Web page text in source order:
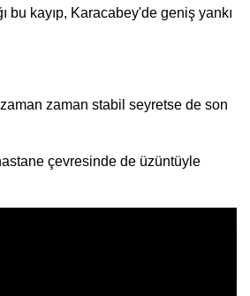
bu kayıp, Karacabey'de geniş yankı
zaman stabil seyretse de son
çevresinde de üzüntüyle